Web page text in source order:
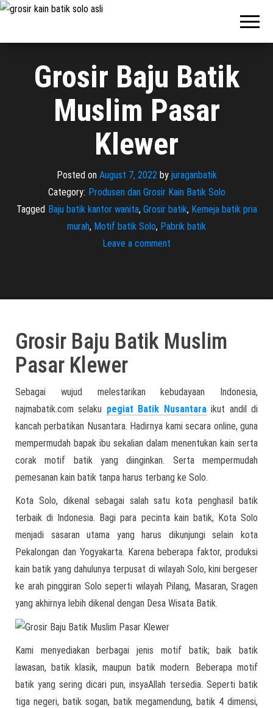
Jasa
Seragam
Grosir Baju Batik
Muslim Pasar
Klewer
Posted on August 7, 2022 by juraganbatik
Category: Produsen dan Grosir Kain Batik Solo
Tagged Baju batik kantor wanita, Grosir batik, Kemeja batik pria
murah, Motif batik Solo, Pabrik batik
Leave a comment
Grosir Baju Batik Muslim
Pasar Klewer
Sebagai wujud melestarikan kebudayaan Indonesia,
najmabatik.com selaku pegiat Batik Nusantaraikut andil di
kancah perbatikan Nusantara. Hadirnya kami secara online, guna
mempermudah bapak ibu sekalian dalam menentukan kain serta
corak motif batik yang diinginkan. Serta mempermudah
pemesanan kain batik tanpa harus terbang ke Solo.
Kota Solo, dikenal sebagai salah satu kota penghasil batik
terbaik di Indonesia. Bagi para pecinta kain batik, Kota Solo
menjadi sasaran utama yang harus dikunjungi selain kota
Pekalongan dan Yogyakarta. Karena beberapa faktor, produksi
kain batik yang dahulunya terpusat di wilayah Solo, kini bergeser
ke arah pinggiran Solo seperti wilayah Pilang, Masaran, Sragen
yang akhirnya lebih dikenal dengan Desa Wisata Batik.
Kami menyediakan berbagai jenis motif batik; baik batik
lawasan, batik klasik, maupun batik modern. Beberapa motif
batik yang sering dicari pun, insyaAllah tersedia. Seperti batik
tiga negeri, batik sogan, batik megamendung, batik 4 dimensi,